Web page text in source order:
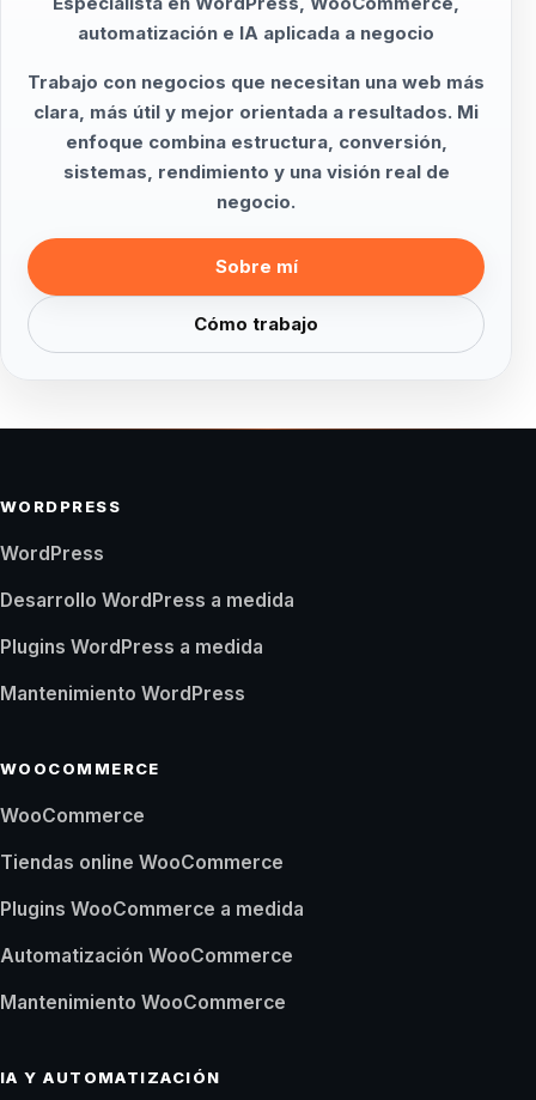
automatización e IA aplicada a negocio
Trabajo con negocios que necesitan una web más
clara, más útil y mejor orientada a resultados. Mi
enfoque combina estructura, conversión,
sistemas, rendimiento y una visión real de
negocio.
Sobre mí
Cómo trabajo
WORDPRESS
WordPress
Desarrollo WordPress a medida
Plugins WordPress a medida
Mantenimiento WordPress
WOOCOMMERCE
WooCommerce
Tiendas online WooCommerce
Plugins WooCommerce a medida
Automatización WooCommerce
Mantenimiento WooCommerce
IA Y AUTOMATIZACIÓN